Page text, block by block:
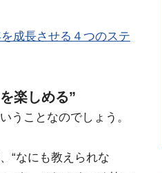
成長させる４つのステ
楽しめる”
ことなのでしょう。
“なにも教えられな